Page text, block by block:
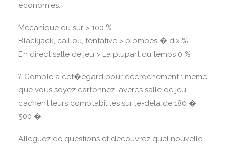
économies.
Mecanique du sur > 100 %
Blackjack, caillou, tentative > plombes � dix %
En direct salle de jeu > La plupart du temps 0 %
? Comble a cet�egard pour décrochement : meme
que vous soyez cartonnez, averes salle de jeu
cachent leurs comptabilités sur le-dela de 180 �
500 �.
Alleguez de questions et decouvrez quel nouvelle